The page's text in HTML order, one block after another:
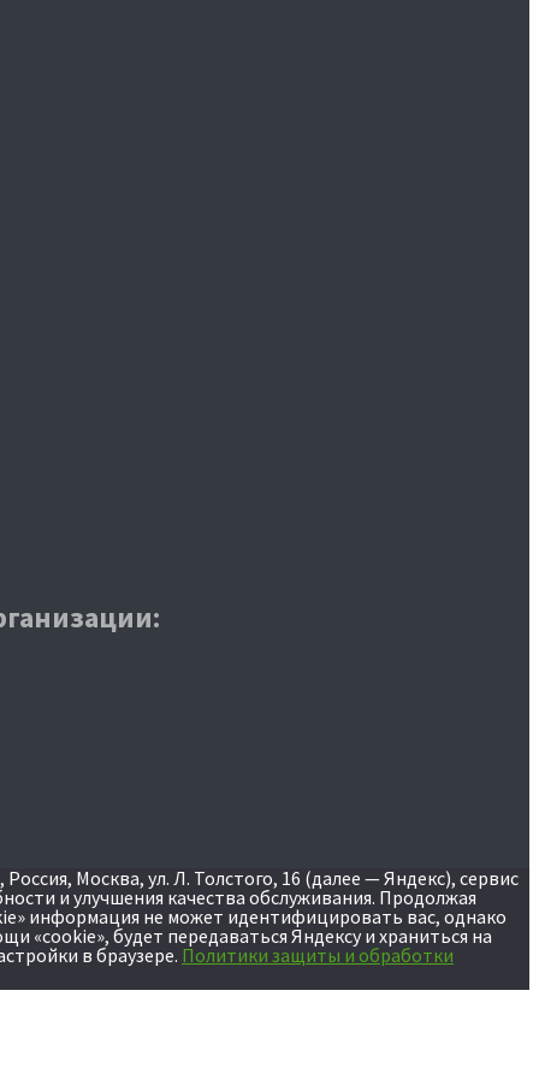
Москва, ул. Л. Толстого, 16 (далее — Яндекс), сервис
и улучшения качества обслуживания. Продолжая
информация не может идентифицировать вас, однако
«cookie», будет передаваться Яндексу и храниться на
в браузере. Политики защиты и обработки